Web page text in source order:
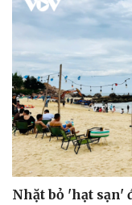
Nhặt bỏ 'hạt sạn'